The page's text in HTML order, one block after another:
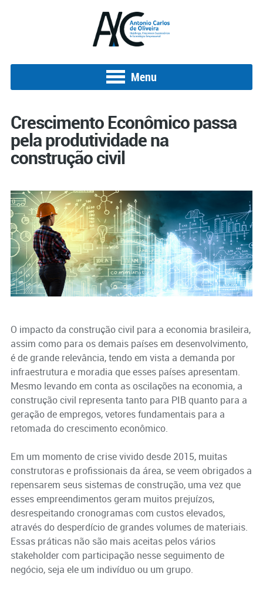
Menu
Crescimento Econômico passa
pela produtividade na
construção civil
O impacto da construção civil para a economia brasileira,
assim como para os demais países em desenvolvimento,
é de grande relevância, tendo em vista a demanda por
infraestrutura e moradia que esses países apresentam.
Mesmo levando em conta as oscilações na economia, a
construção civil representa tanto para PIB quanto para a
geração de empregos, vetores fundamentais para a
retomada do crescimento econômico.
Em um momento de crise vivido desde 2015, muitas
construtoras e profissionais da área, se veem obrigados a
repensarem seus sistemas de construção, uma vez que
esses empreendimentos geram muitos prejuízos,
desrespeitando cronogramas com custos elevados,
através do desperdício de grandes volumes de materiais.
Essas práticas não são mais aceitas pelos vários
stakeholder com participação nesse seguimento de
negócio, seja ele um indivíduo ou um grupo.